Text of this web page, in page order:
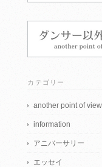
カテゴリー
another point of view
information
アニバーサリー
エッセイ